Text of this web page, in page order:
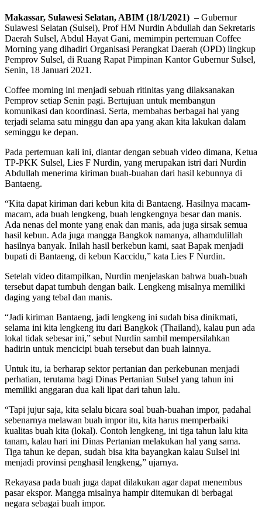
Makassar, Sulawesi Selatan, ABIM (18/1/2021) – Gubernur
Sulawesi Selatan (Sulsel), Prof HM Nurdin Abdullah dan Sekretaris
Daerah Sulsel, Abdul Hayat Gani, memimpin pertemuan Coffee
Morning yang dihadiri Organisasi Perangkat Daerah (OPD) lingkup
Pemprov Sulsel, di Ruang Rapat Pimpinan Kantor Gubernur Sulsel,
Senin, 18 Januari 2021.
Coffee morning ini menjadi sebuah ritinitas yang dilaksanakan
Pemprov setiap Senin pagi. Bertujuan untuk membangun
komunikasi dan koordinasi. Serta, membahas berbagai hal yang
terjadi selama satu minggu dan apa yang akan kita lakukan dalam
seminggu ke depan.
Pada pertemuan kali ini, diantar dengan sebuah video dimana, Ketua
TP-PKK Sulsel, Lies F Nurdin, yang merupakan istri dari Nurdin
Abdullah menerima kiriman buah-buahan dari hasil kebunnya di
Bantaeng.
“Kita dapat kiriman dari kebun kita di Bantaeng. Hasilnya macam-
macam, ada buah lengkeng, buah lengkengnya besar dan manis.
Ada nenas del monte yang enak dan manis, ada juga sirsak semua
hasil kebun. Ada juga mangga Bangkok namanya, alhamdulillah
hasilnya banyak. Inilah hasil berkebun kami, saat Bapak menjadi
bupati di Bantaeng, di kebun Kaccidu,” kata Lies F Nurdin.
Setelah video ditampilkan, Nurdin menjelaskan bahwa buah-buah
tersebut dapat tumbuh dengan baik. Lengkeng misalnya memiliki
daging yang tebal dan manis.
“Jadi kiriman Bantaeng, jadi lengkeng ini sudah bisa dinikmati,
selama ini kita lengkeng itu dari Bangkok (Thailand), kalau pun ada
lokal tidak sebesar ini,” sebut Nurdin sambil mempersilahkan
hadirin untuk mencicipi buah tersebut dan buah lainnya.
Untuk itu, ia berharap sektor pertanian dan perkebunan menjadi
perhatian, terutama bagi Dinas Pertanian Sulsel yang tahun ini
memiliki anggaran dua kali lipat dari tahun lalu.
“Tapi jujur saja, kita selalu bicara soal buah-buahan impor, padahal
sebenarnya melawan buah impor itu, kita harus memperbaiki
kualitas buah kita (lokal). Contoh lengkeng, ini tiga tahun lalu kita
tanam, kalau hari ini Dinas Pertanian melakukan hal yang sama.
Tiga tahun ke depan, sudah bisa kita bayangkan kalau Sulsel ini
menjadi provinsi penghasil lengkeng,” ujarnya.
Rekayasa pada buah juga dapat dilakukan agar dapat menembus
pasar ekspor. Mangga misalnya hampir ditemukan di berbagai
negara sebagai buah impor.